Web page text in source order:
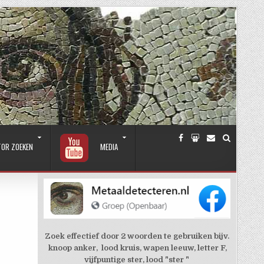
ZOEKEN MEDIA
Zoek effectief door 2 woorden te gebruiken bijv.
knoop anker, lood kruis, wapen leeuw, letter F,
vijfpuntige ster, lood "ster "